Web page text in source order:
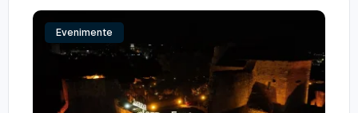
Evenimente